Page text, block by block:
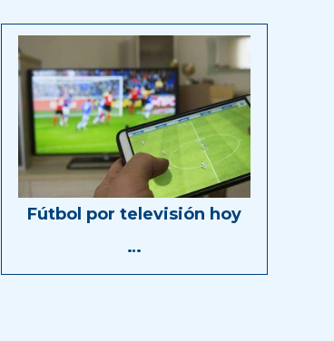
Fútbol por televisión hoy
…